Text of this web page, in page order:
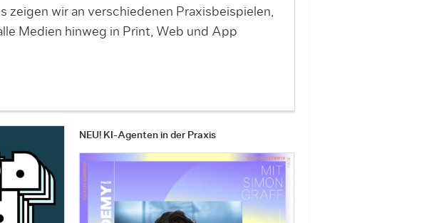
zeigen wir an verschiedenen Praxisbeispielen,
Medien hinweg in Print, Web und App
NEU! KI-Agenten in der Praxis